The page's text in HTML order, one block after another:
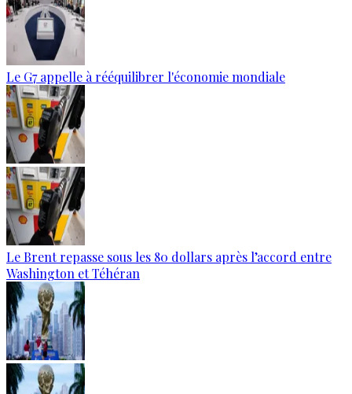
Le G7 appelle à rééquilibrer l'économie mondiale
Le Brent repasse sous les 80 dollars après l’accord entre
Washington et Téhéran